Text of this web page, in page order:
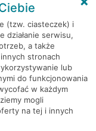
(tzw. ciasteczek) i
działanie serwisu,
a także
stronach
lub
do funkcjonowania
w każdym
mogli
na tej i innych